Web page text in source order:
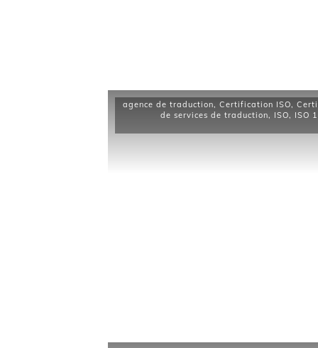
agence de traduction, Certification ISO,
de services de traduction, ISO, ISO